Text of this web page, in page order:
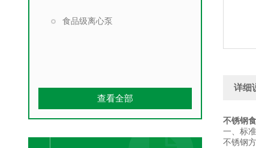
食品级离心泵
查看全部
详细
不锈钢
一、标
不锈钢